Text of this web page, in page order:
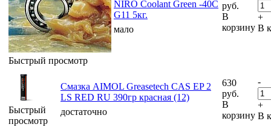
Быстрый просмотр
NIRO Coolant Green -40C
G11 5кг.
мало
руб.
В
корзину
+
В
Быстрый
просмотр
Смазка AIMOL Greasetech CAS EP 2
LS RED RU 390гр красная (12)
достаточно
630
руб.
В
корзину
-
+
В